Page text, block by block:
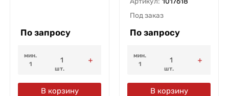
По запросу
мин.
1
шт.
В корзину
Под заказ
По запросу
мин.
1
шт.
В корзину